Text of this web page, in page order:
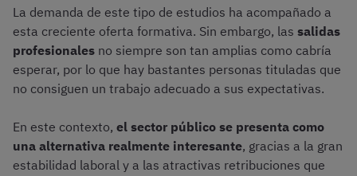
La demanda de este tipo de estudios ha acompañado a
esta creciente oferta formativa. Sin embargo, las salidas
profesionales no siempre son tan amplias como cabría
esperar, por lo que hay bastantes personas tituladas que
no consiguen un trabajo adecuado a sus expectativas.
En este contexto, el sector público se presenta como
una alternativa realmente interesante, gracias a la gran
estabilidad laboral y a las atractivas retribuciones que